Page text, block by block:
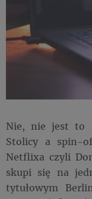
Nie, nie jest to
Stolicy a spin-
Netflixa czyli
skupi się na
tytułowym